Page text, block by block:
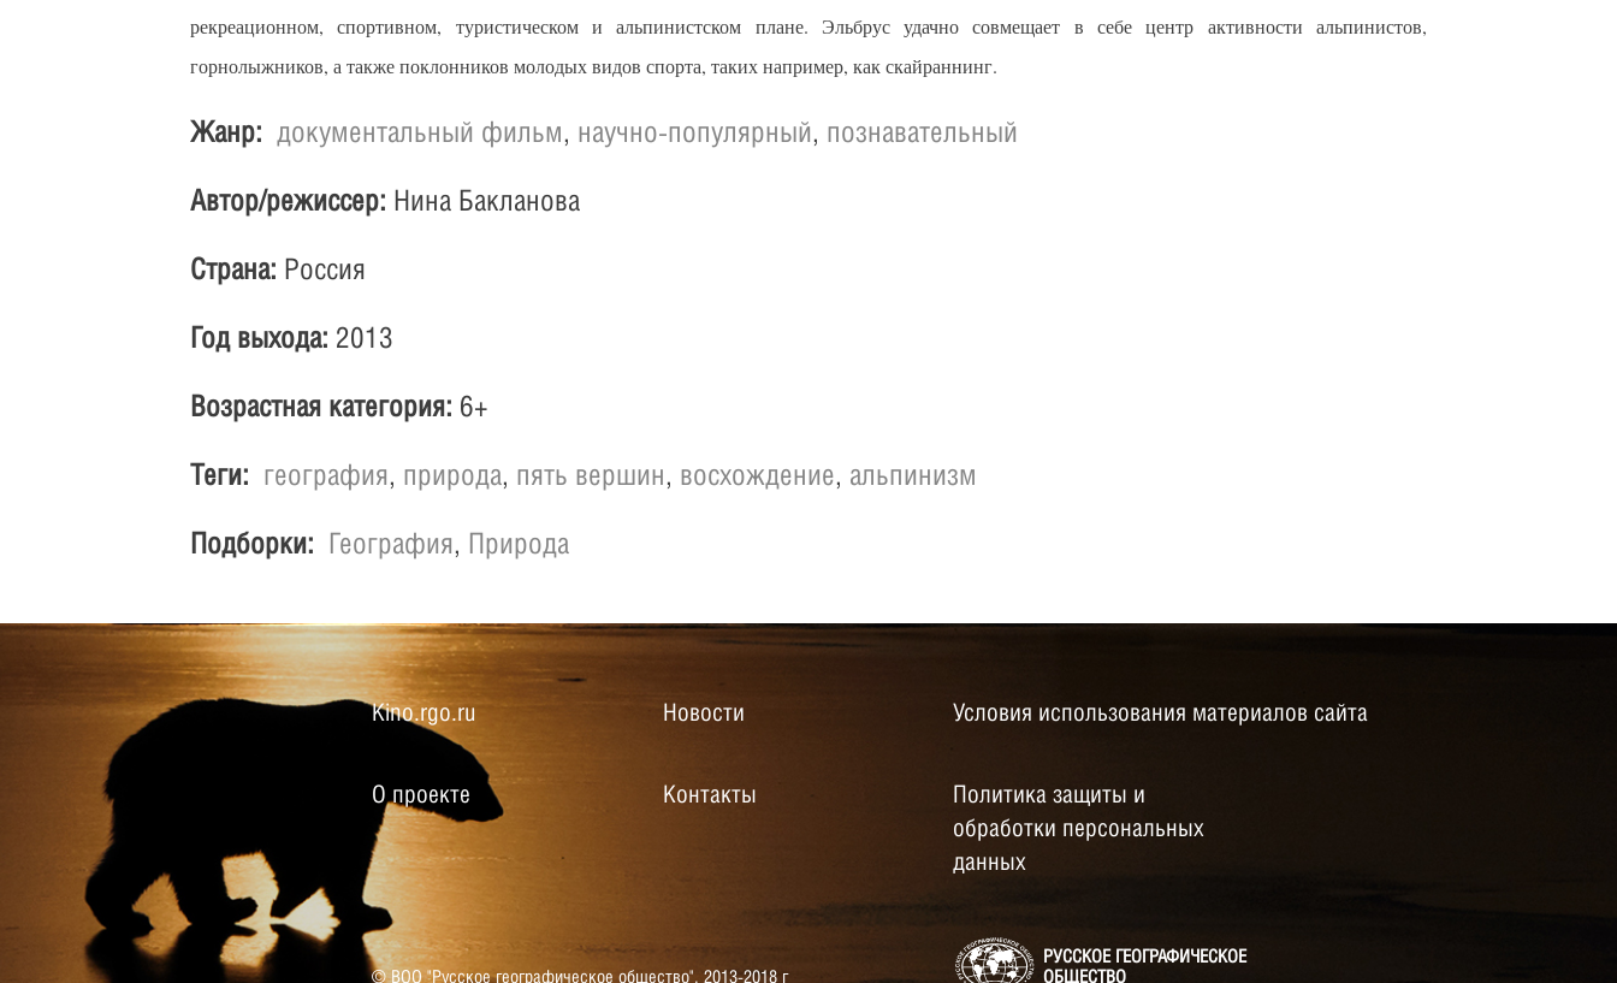
рекреационном, спортивном, туристическом и альпинистском плане. Эльбрус удачно совмещает в себе центр активности альпинистов,
горнолыжников, а также поклонников молодых видов спорта, таких например, как скайраннинг.
Жанр: документальный фильм, научно-популярный, познавательный
Автор/режиссер: Нина Бакланова
Страна: Россия
Год выхода: 2013
Возрастная категория: 6+
Теги: география, природа, пять вершин, восхождение, альпинизм
Подборки: География, Природа
Kino.rgo.ru Новости Условия использования материалов сайта
О проекте Контакты
Политика защиты и
обработки персональных
данных
© ВОО "Русское географическое общество",2013-2018 г
РУССКОЕ ГЕОГРАФИЧЕСКОЕ
ОБЩЕСТВО